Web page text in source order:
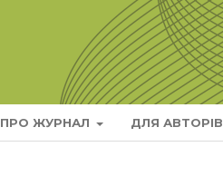
ПРО ЖУРНАЛ ДЛЯ АВТОРІВ